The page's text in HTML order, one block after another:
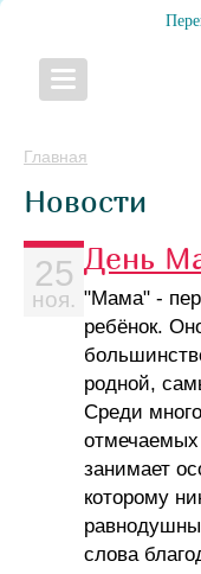
Главная
Новости
25
ноя.
День
"Мама" -
ребёнок.
родной,
Среди
занимает
которому
слова